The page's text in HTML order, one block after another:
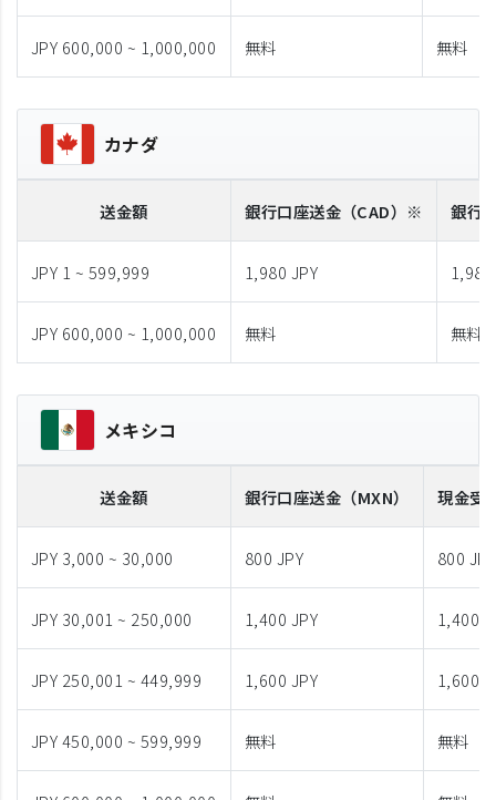
JPY 600,000 ~ 1,000,000 無料 無料
カナダ
送金額 銀行口座送金 （CAD）※ 銀行
JPY 1 ~ 599,999 1,980 JPY 1,980
JPY 600,000 ~ 1,000,000 無料 無料
メキシコ
送金額 銀行口座送金 （MXN） 現金受
JPY 3,000 ~ 30,000 800 JPY 800 JPY
JPY 30,001 ~ 250,000 1,400 JPY 1,400
JPY 250,001 ~ 449,999 1,600 JPY 1,600
JPY 450,000 ~ 599,999 無料 無料